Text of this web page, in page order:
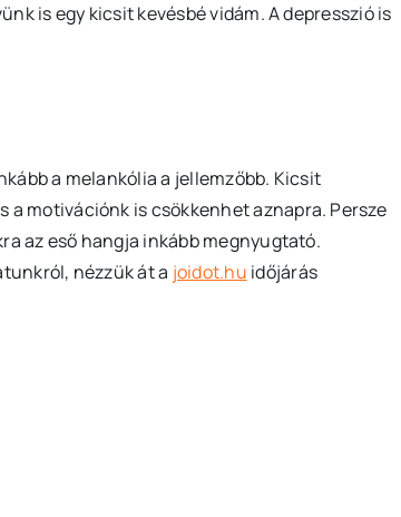
is egy kicsit kevésbé vidám. A depresszió is
a melankólia a jellemzőbb. Kicsit
a motivációnk is csökkenhet aznapra. Persze
az eső hangja inkább megnyugtató.
nézzük át a joidot.hu időjárás